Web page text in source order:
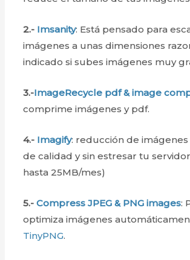
2.- Imsanity: Está pensado para
imágenes a unas dimensiones
indicado si subes imágenes muy
3.-ImageRecycle pdf & image
comprime imágenes y pdf.
4.- Imagify: reducción de
de calidad y sin estresar tu
hasta 25MB/mes)
5.-Compress JPEG & PNG images:
optimiza imágenes
TinyPNG.